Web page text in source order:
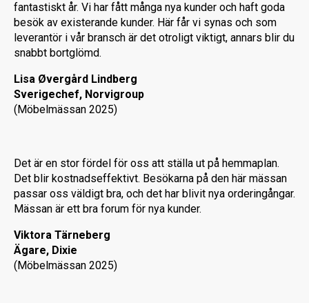
fantastiskt år. Vi har fått många nya kunder och haft goda
besök av existerande kunder. Här får vi synas och som
leverantör i vår bransch är det otroligt viktigt, annars blir du
snabbt bortglömd.
Lisa Øvergård Lindberg
Sverigechef, Norvigroup
(Möbelmässan 2025)
Det är en stor fördel för oss att ställa ut på hemmaplan.
Det blir kostnadseffektivt. Besökarna på den här mässan
passar oss väldigt bra, och det har blivit nya orderingångar.
Mässan är ett bra forum för nya kunder.
Viktora Tärneberg
Ägare, Dixie
(Möbelmässan 2025)